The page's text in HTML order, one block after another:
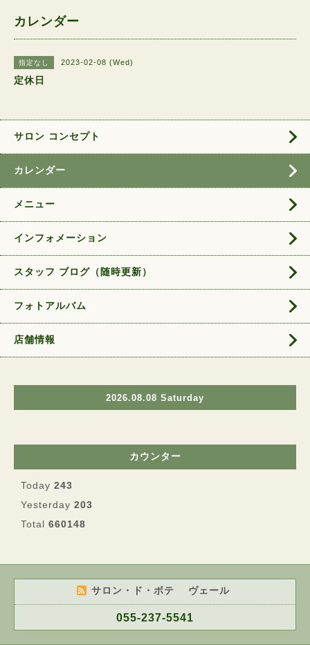
カレンダー
指定なし 2023-02-08 (Wed)
定休日
サロン コンセプト
カレンダー
メニュー
インフォメーション
スタッフ ブログ（随時更新）
フォトアルバム
店舗情報
2026.08.08 Saturday
カウンター
Today 243
Yesterday 203
Total 660148
サロン・ド・ボテ ヴェール
055-237-5541